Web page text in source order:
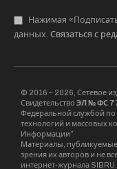
«Infoline-
или за 100 млрд
Сеть «Монетка»
ООО «РМ
открылись в
году магазин